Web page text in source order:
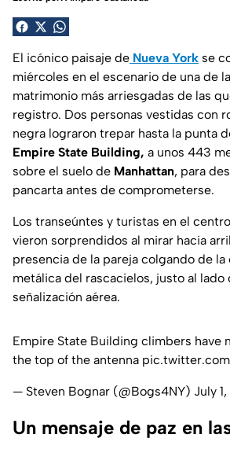
El icónico paisaje de Nueva York se
miércoles en el escenario de una de
matrimonio más arriesgadas de las
registro. Dos personas vestidas con
negra lograron trepar hasta la punta
Empire State Building, a unos 443
sobre el suelo de Manhattan, para
pancarta antes de comprometerse.
Los transeúntes y turistas en el
vieron sorprendidos al mirar hacia
presencia de la pareja colgando de
metálica del rascacielos, justo al lado
señalización aérea.
Empire State Building climbers have
the top of the antenna
— Steven Bognar (@Bogs4NY) July
Un mensaje de paz en